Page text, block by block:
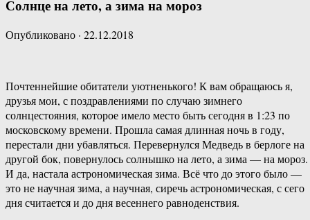
Солнце на лето, а зима на мороз
Опубликовано · 22.12.2018
Почтеннейшие обитатели уютненького! К вам обращаюсь я,
друзья мои, с поздравлениями по случаю зимнего
солнцестояния, которое имело место быть сегодня в 1:23 по
московскому времени. Прошла самая длинная ночь в году,
перестали дни убавляться. Перевернулся Медведь в берлоге на
другой бок, повернулось солнышко на лето, а зима — на мороз.
И да, настала астрономическая зима. Всё что до этого было —
это не научная зима, а научная, сиречь астрономическая, с сего
дня считается и до дня весеннего равноденствия.